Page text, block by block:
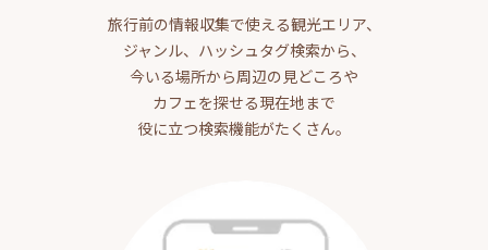
旅行前の情報収集で使える観光エリア、
ジャンル、ハッシュタグ検索から、
今いる場所から周辺の見どころや
カフェを探せる現在地まで
役に立つ検索機能がたくさん。